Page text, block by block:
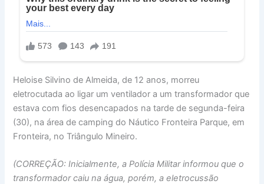
Heloise Silvino de Almeida, de 12 anos, morreu
eletrocutada ao ligar um ventilador a um transformador que
estava com fios desencapados na tarde de segunda-feira
(30), na área de camping do Náutico Fronteira Parque, em
Fronteira, no Triângulo Mineiro.
(CORREÇÃO: Inicialmente, a Polícia Militar informou que o
transformador caiu na água, porém, a eletrocussão